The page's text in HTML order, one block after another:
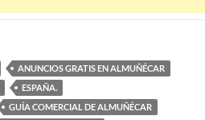
ANUNCIOS GRATIS EN ALMUÑÉCAR
ESPAÑA.
GUÍA COMERCIAL DE ALMUÑÉCAR